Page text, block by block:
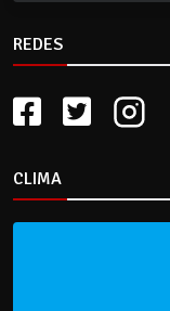
REDES
CLIMA